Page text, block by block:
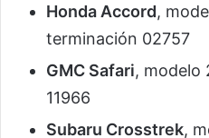
Honda Accord,
terminación 02757
GMC Safari, modelo
11966
Subaru Crosstrek,